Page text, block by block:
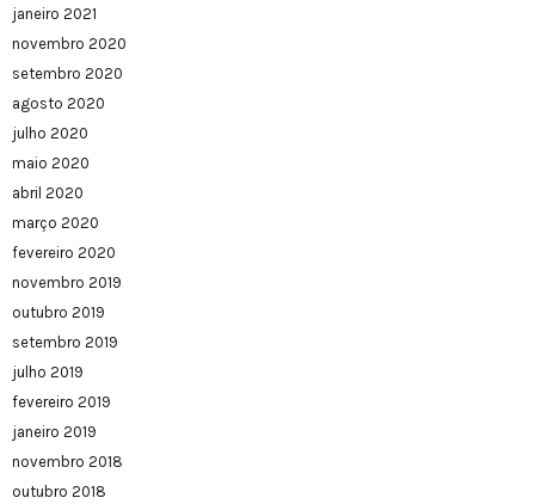
janeiro 2021
novembro 2020
setembro 2020
agosto 2020
julho 2020
maio 2020
abril 2020
março 2020
fevereiro 2020
novembro 2019
outubro 2019
setembro 2019
julho 2019
fevereiro 2019
janeiro 2019
novembro 2018
outubro 2018